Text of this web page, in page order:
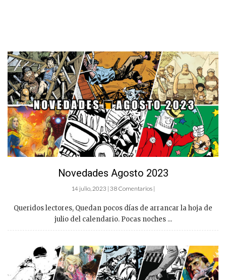
Novedades Agosto 2023
14 julio, 2023 | 38 Comentarios |
Queridos lectores, Quedan pocos días de arrancar la hoja de
julio del calendario. Pocas noches ...